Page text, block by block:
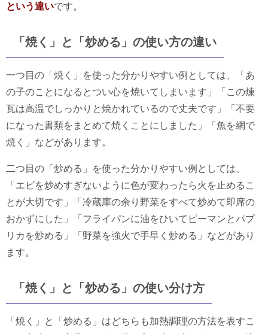
という違いです。
「焼く」と「炒める」の使い方の違い
一つ目の「焼く」を使った分かりやすい例としては、「あ
の子のことになるとつい心を焼いてしまいます」「この煉
瓦は高温でしっかりと焼かれているので丈夫です」「不要
になった書類をまとめて焼くことにしました」「魚を網で
焼く」などがあります。
二つ目の「炒める」を使った分かりやすい例としては、
「エビを炒めすぎないように色が変わったら火を止めるこ
とが大切です」「冷蔵庫の余り野菜をすべて炒めて即席の
おかずにした」「フライパンに油をひいてピーマンとパプ
リカを炒める」「野菜を強火で手早く炒める」などがあり
ます。
「焼く」と「炒める」の使い分け方
「焼く」と「炒める」はどちらも加熱調理の方法を表すこ